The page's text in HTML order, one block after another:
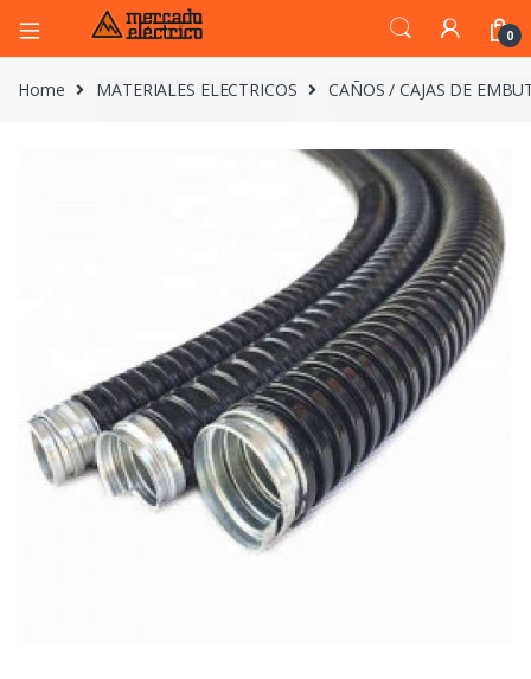
0
Home MATERIALES ELECTRICOS CAÑOS / CAJAS DE